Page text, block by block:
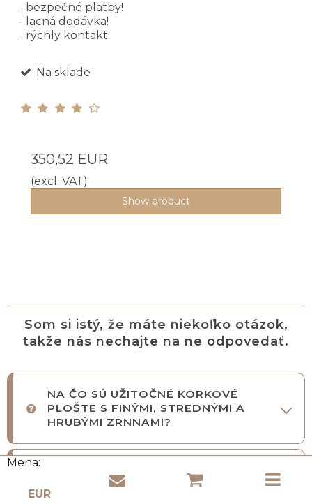
Mena:
- bezpečné platby!
- lacná dodávka!
- rýchly kontakt!
Na sklade
350,52 EUR
(excl. VAT)
Show product
Som si istý, že máte niekoľko otázok,
takže nás nechajte na ne odpovedať.
NA ČO SÚ UŽITOČNÉ KORKOVÉ
PLOŠTE S FINÝMI, STREDNÝMI A
HRUBÝMI ZRNNAMI?
AKO VYBRAŤ HRÚBKU KORKOVÉHO
LISTU S FINÝMI ZRNNAMI PRE VÁŠ
PROJEKT?